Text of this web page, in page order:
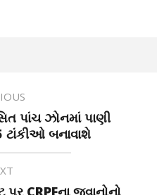
પાંચ ઝોનમાં પાણી
ટાંકીઓ બનાવાશે